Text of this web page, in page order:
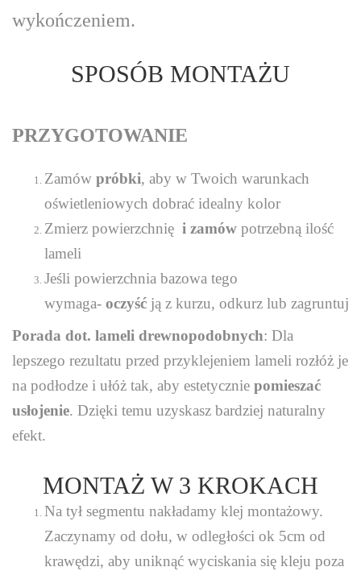
wykończeniem.
SPOSÓB MONTAŻU
PRZYGOTOWANIE
Zamów próbki, aby w Twoich warunkach
oświetleniowych dobrać idealny kolor
Zmierz powierzchnię i zamów potrzebną ilość
lameli
Jeśli powierzchnia bazowa tego
wymaga- oczyść ją z kurzu, odkurz lub zagruntuj
Porada dot. lameli drewnopodobnych: Dla
lepszego rezultatu przed przyklejeniem lameli rozłóż je
na podłodze i ułóż tak, aby estetycznie pomieszać
usłojenie. Dzięki temu uzyskasz bardziej naturalny
efekt.
MONTAŻ W 3 KROKACH
Na tył segmentu nakładamy klej montażowy.
Zaczynamy od dołu, w odległości ok 5cm od
krawędzi, aby uniknąć wyciskania się kleju poza